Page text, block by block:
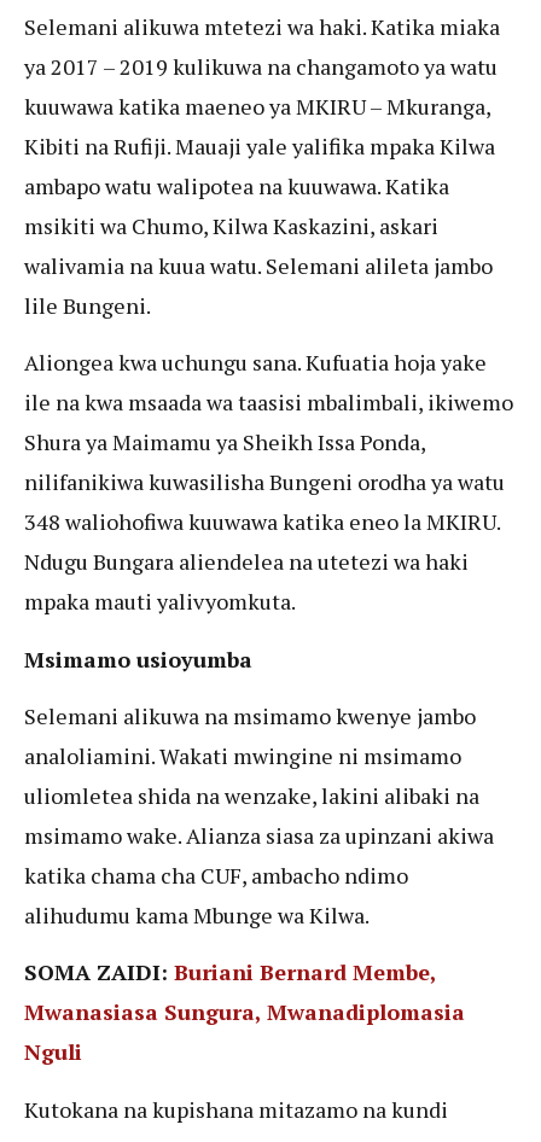
Selemani alikuwa mtetezi wa haki. Katika miaka
ya 2017 – 2019 kulikuwa na changamoto ya watu
kuuwawa katika maeneo ya MKIRU – Mkuranga,
Kibiti na Rufiji. Mauaji yale yalifika mpaka Kilwa
ambapo watu walipotea na kuuwawa. Katika
msikiti wa Chumo, Kilwa Kaskazini, askari
walivamia na kuua watu. Selemani alileta jambo
lile Bungeni.
Aliongea kwa uchungu sana. Kufuatia hoja yake
ile na kwa msaada wa taasisi mbalimbali, ikiwemo
Shura ya Maimamu ya Sheikh Issa Ponda,
nilifanikiwa kuwasilisha Bungeni orodha ya watu
348 waliohofiwa kuuwawa katika eneo la MKIRU.
Ndugu Bungara aliendelea na utetezi wa haki
mpaka mauti yalivyomkuta.
Msimamo usioyumba
Selemani alikuwa na msimamo kwenye jambo
analoliamini. Wakati mwingine ni msimamo
uliomletea shida na wenzake, lakini alibaki na
msimamo wake. Alianza siasa za upinzani akiwa
katika chama cha CUF, ambacho ndimo
alihudumu kama Mbunge wa Kilwa.
SOMA ZAIDI: Buriani Bernard Membe,
Mwanasiasa Sungura, Mwanadiplomasia
Nguli
Kutokana na kupishana mitazamo na kundi